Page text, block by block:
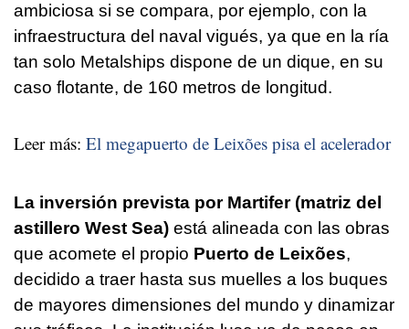
ambiciosa si se compara, por ejemplo, con la
infraestructura del naval vigués, ya que en la ría
tan solo Metalships dispone de un dique, en su
caso flotante, de 160 metros de longitud.
Leer más: El megapuerto de Leixões pisa el acelerador
La inversión prevista por Martifer (matriz del
astillero West Sea) está alineada con las obras
que acomete el propio Puerto de Leixões,
decidido a traer hasta sus muelles a los buques
de mayores dimensiones del mundo y dinamizar